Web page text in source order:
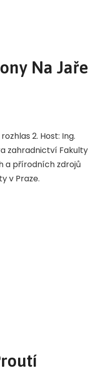
Na Jaře
2. Host: Ing.
zahradnictví Fakulty
a přírodních zdrojů
v Praze.